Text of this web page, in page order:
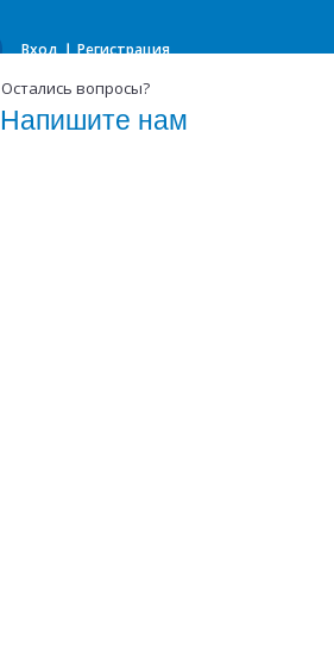
Вход ❘ Регистрация
Остались вопросы?
Напишите нам